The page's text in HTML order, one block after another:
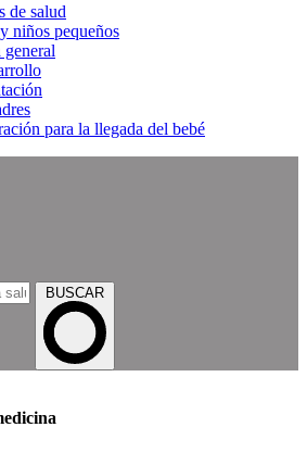
de salud
niños pequeños
general
para la llegada del bebé
BUSCAR